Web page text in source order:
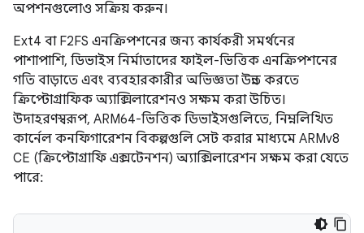
অপশনগুলোও সক্রিয় করুন।
Ext4 বা F2FS এনক্রিপশনের জন্য কার্যকরী সমর্থনের
পাশাপাশি, ডিভাইস নির্মাতাদের ফাইল-ভিত্তিক এনক্রিপশনের
গতি বাড়াতে এবং ব্যবহারকারীর অভিজ্ঞতা উন্নত করতে
ক্রিপ্টোগ্রাফিক অ্যাক্সিলারেশনও সক্ষম করা উচিত।
উদাহরণস্বরূপ, ARM64-ভিত্তিক ডিভাইসগুলিতে, নিম্নলিখিত
কার্নেল কনফিগারেশন বিকল্পগুলি সেট করার মাধ্যমে ARMv8
CE (ক্রিপ্টোগ্রাফি এক্সটেনশন) অ্যাক্সিলারেশন সক্ষম করা যেতে
পারে: